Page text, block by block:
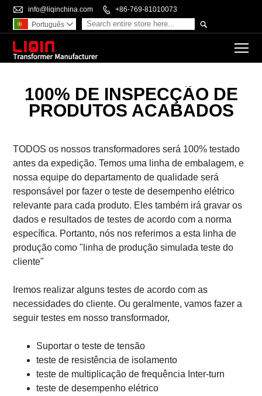
 info@liqinchina.com  +86-769-81010073

Português 
100% DE INSPECÇÃO DE
PRODUTOS ACABADOS
TODOS os nossos transformadores será 100% testado
antes da expedição. Temos uma linha de embalagem, e
nossa equipe do departamento de qualidade será
responsável por fazer o teste de desempenho elétrico
relevante para cada produto. Eles também irá gravar os
dados e resultados de testes de acordo com a norma
específica. Portanto, nós nos referimos a esta linha de
produção como "linha de produção simulada teste do
cliente"
Iremos realizar alguns testes de acordo com as
necessidades do cliente. Ou geralmente, vamos fazer a
seguir testes em nosso transformador,
Suportar o teste de tensão
teste de resistência de isolamento
teste de multiplicação de frequência Inter-turn
teste de desempenho elétrico